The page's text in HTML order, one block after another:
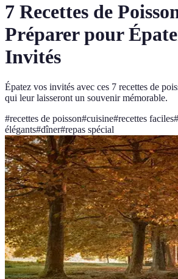
7 Recettes de
Préparer pour
Invités
Épatez vos invités avec ces 7 recettes de
qui leur laisseront un souvenir mémorable.
#recettes de poisson#cuisine#recettes faciles#
élégants#dîner#repas spécial